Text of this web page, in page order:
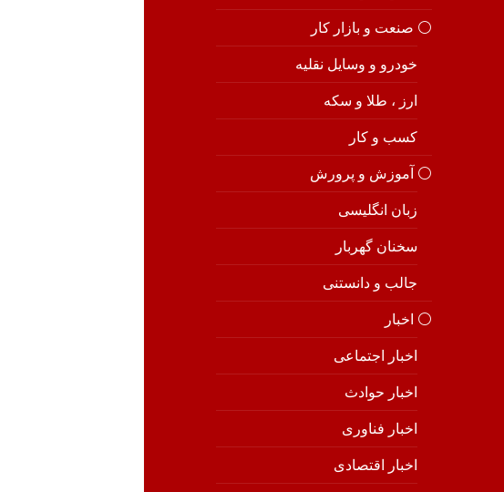
⚪️ صنعت و بازار کار
خودرو و وسایل نقلیه
ارز ، طلا و سکه
کسب و کار
⚪️ آموزش و پرورش
زبان انگلیسی
سخنان گهربار
جالب و دانستنی
⚪️ اخبار
اخبار اجتماعی
اخبار حوادث
اخبار فناوری
اخبار اقتصادی